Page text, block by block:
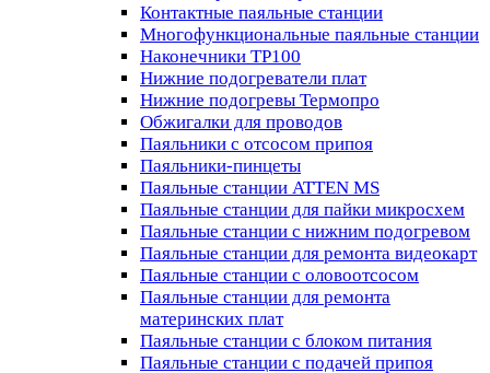
Контактные паяльные станции
Многофункциональные паяльные станции
Наконечники TP100
Нижние подогреватели плат
Нижние подогревы Термопро
Обжигалки для проводов
Паяльники с отсосом припоя
Паяльники-пинцеты
Паяльные станции ATTEN MS
Паяльные станции для пайки микросхем
Паяльные станции с нижним подогревом
Паяльные станции для ремонта видеокарт
Паяльные станции с оловоотсосом
Паяльные станции для ремонта
материнских плат
Паяльные станции с блоком питания
Паяльные станции с подачей припоя